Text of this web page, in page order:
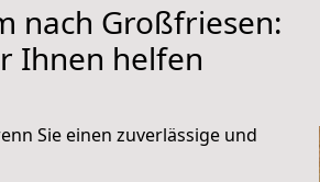
nach Großfriesen:
Ihnen helfen
Sie einen zuverlässige und